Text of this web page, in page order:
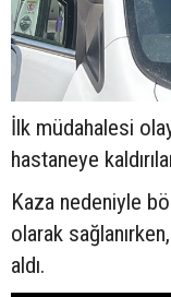
İlk müdahalesi
hastaneye
Kaza nedeniyle
olarak
aldı.